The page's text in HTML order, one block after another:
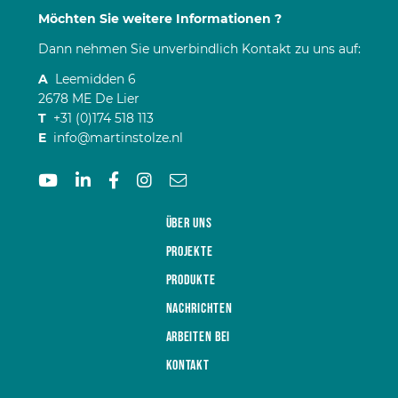
Möchten Sie weitere Informationen ?
Dann nehmen Sie unverbindlich Kontakt zu uns auf:
ALeemidden 6
2678 ME De Lier
T+31 (0)174 518 113
Einfo@martinstolze.nl
Über uns
Projekte
Produkte
Nachrichten
Arbeiten bei
Kontakt